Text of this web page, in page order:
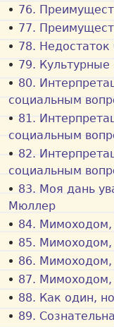
76.
77.
78.
79.
80.
социальным
81.
социальным
82.
социальным
83. Моя дань
Мюллер
84. Мимоходом,
85. Мимоходом,
86. Мимоходом,
87. Мимоходом,
88. Как один,
89.